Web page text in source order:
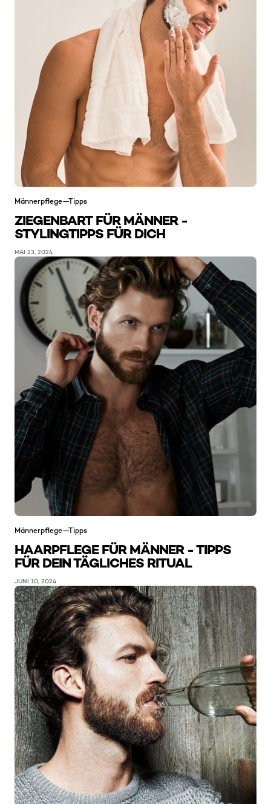
Männerpflege—Tipps
ZIEGENBART FÜR MÄNNER -
STYLINGTIPPS FÜR DICH
MAI 23, 2024
Männerpflege—Tipps
HAARPFLEGE FÜR MÄNNER - TIPPS
FÜR DEIN TÄGLICHES RITUAL
JUNI 10, 2024